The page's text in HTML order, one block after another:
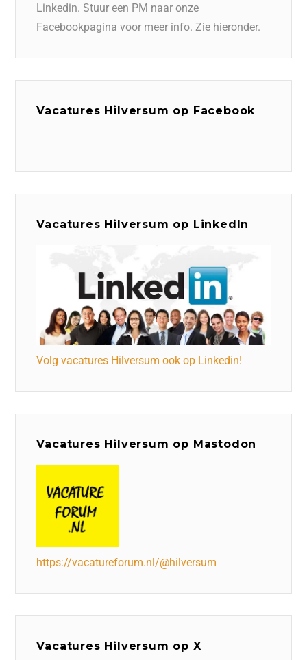
Linkedin. Stuur een PM naar onze
Facebookpagina voor meer info. Zie hieronder.
Vacatures Hilversum op Facebook
Vacatures Hilversum op LinkedIn
Volg vacatures Hilversum ook op Linkedin!
Vacatures Hilversum op Mastodon
https://vacatureforum.nl/@hilversum
Vacatures Hilversum op X